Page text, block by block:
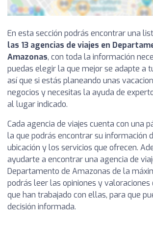
En esta sección podrás encontrar una
las 13 agencias de viajes en
Amazonas, con toda la información
puedas elegir la que mejor se adapte a
así que si estás planeando unas
negocios y necesitas la ayuda de
al lugar indicado.
Cada agencia de viajes cuenta con una
la que podrás encontrar su información
ubicación y los servicios que ofrecen.
ayudarte a encontrar una agencia de
Departamento de Amazonas de la
podrás leer las opiniones y
que han trabajado con ellas, para que
decisión informada.